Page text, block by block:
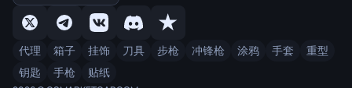
代理 箱子 挂饰 刀具 步枪 冲锋枪 涂鸦 手套
重型
钥匙
手枪 贴纸